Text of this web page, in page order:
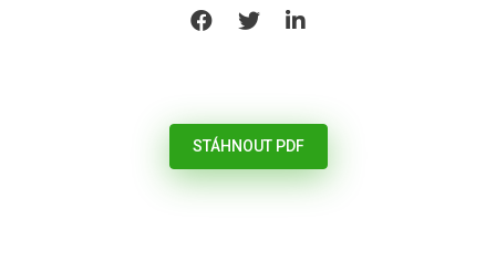
SHARE ON FACEBOOK
SHARE ON TWITTER
SHARE ON LINKEDIN
STÁHNOUT PDF